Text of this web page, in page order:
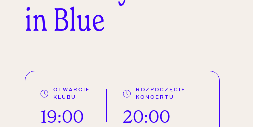
in Blue
OTWARCIE
KLUBU
19:00
ROZPOCZĘCIE
KONCERTU
20:00